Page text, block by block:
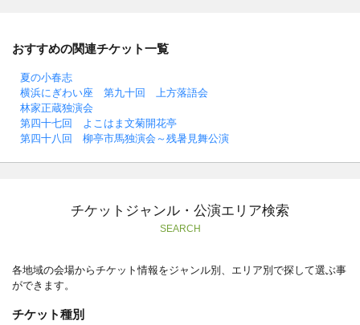
おすすめの関連チケット一覧
夏の小春志
横浜にぎわい座 第九十回 上方落語会
林家正蔵独演会
第四十七回 よこはま文菊開花亭
第四十八回 柳亭市馬独演会～残暑見舞公演
チケットジャンル・公演エリア検索
SEARCH
各地域の会場からチケット情報をジャンル別、エリア別で探して選ぶ事
ができます。
チケット種別